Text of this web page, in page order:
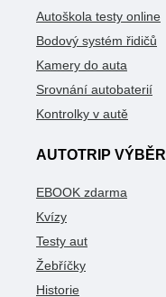
Autoškola testy online
Bodový systém řidičů
Kamery do auta
Srovnání autobaterií
Kontrolky v autě
AUTOTRIP VÝBĚR
EBOOK zdarma
Kvízy
Testy aut
Žebříčky
Historie